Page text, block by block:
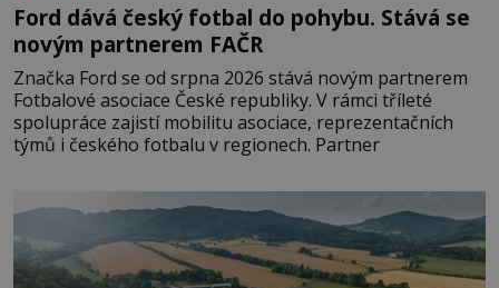
Ford dává český fotbal do pohybu. Stává se
novým partnerem FAČR
Značka Ford se od srpna 2026 stává novým partnerem
Fotbalové asociace České republiky. V rámci tříleté
spolupráce zajistí mobilitu asociace, reprezentačních
týmů i českého fotbalu v regionech. Partner